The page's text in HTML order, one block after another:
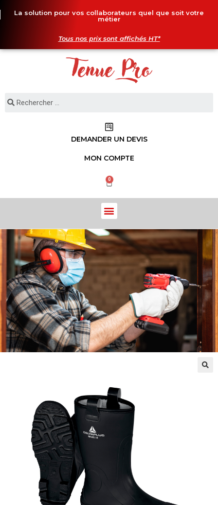
La solution pour vos collaborateurs quel que soit votre
métier
Tous nos prix sont affichés HT*
DEMANDER UN DEVIS
MON COMPTE
0